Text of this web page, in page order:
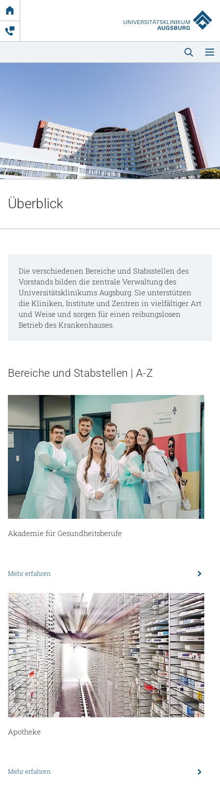
Link
zur
Startseite
Startseite
Kliniken & Einrichtungen
Beruf & Karriere
Notaufnahme
Überblick
Die verschiedenen Bereiche und Stabsstellen des
Vorstands bilden die zentrale Verwaltung des
Universitätsklinikums Augsburg. Sie unterstützen
die Kliniken, Institute und Zentren in vielfältiger Art
und Weise und sorgen für einen reibungslosen
Betrieb des Krankenhauses.
Bereiche und Stabstellen | A-Z
Akademie für Gesundheitsberufe
Mehr erfahren
Apotheke
Mehr erfahren